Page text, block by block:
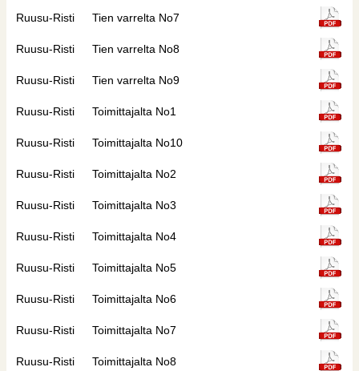
Ruusu-Risti Tien varrelta No7
Ruusu-Risti Tien varrelta No8
Ruusu-Risti Tien varrelta No9
Ruusu-Risti Toimittajalta No1
Ruusu-Risti Toimittajalta No10
Ruusu-Risti Toimittajalta No2
Ruusu-Risti Toimittajalta No3
Ruusu-Risti Toimittajalta No4
Ruusu-Risti Toimittajalta No5
Ruusu-Risti Toimittajalta No6
Ruusu-Risti Toimittajalta No7
Ruusu-Risti Toimittajalta No8